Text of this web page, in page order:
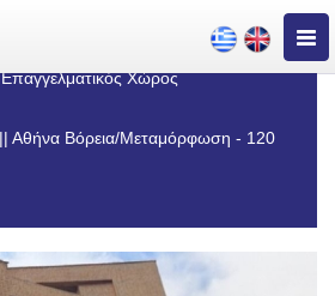
Χώρος
Αθήνα Βόρεια/Μεταμόρφωση - 120